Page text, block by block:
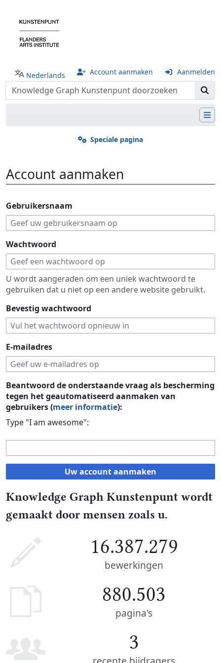
Nederlands Account aanmaken Aanmelden
Speciale pagina
Account aanmaken
Gebruikersnaam
Wachtwoord
U wordt aangeraden om een uniek wachtwoord te
gebruiken dat u niet op een andere website gebruikt.
Bevestig wachtwoord
E-mailadres
Beantwoord de onderstaande vraag als bescherming
tegen het geautomatiseerd aanmaken van
gebruikers (meer informatie):
Type "I am awesome":
Uw account aanmaken
Knowledge Graph Kunstenpunt wordt
gemaakt door mensen zoals u.
16.387.279
bewerkingen
880.503
pagina's
3